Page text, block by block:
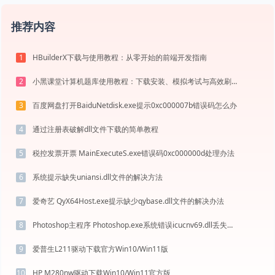
推荐内容
1 HBuilderX下载与使用教程：从零开始的前端开发指南
2 小黑课堂计算机题库使用教程：下载安装、模拟考试与高效刷题全攻略
3 百度网盘打开BaiduNetdisk.exe提示0xc000007b错误码怎么办
4 通过注册表破解dll文件下载的简单教程
5 税控发票开票 MainExecuteS.exe错误码0xc000000d处理办法
6 系统提示缺失uniansi.dll文件的解决方法
7 爱奇艺 QyX64Host.exe提示缺少qybase.dll文件的解决办法
8 Photoshop主程序 Photoshop.exe系统错误icucnv69.dll丢失如何解决
9 爱普生L211驱动下载官方Win10/Win11版
HP M280nw驱动下载Win10/Win11官方版